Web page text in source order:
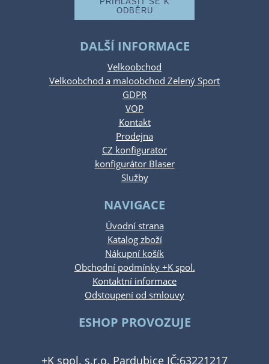
DALŠÍ INFORMACE
Velkoobchod
Velkoobchod a maloobchod Zelený Sport
GDPR
VOP
Kontakt
Prodejna
CZ konfigurator
konfigurátor Blaser
Služby
NAVIGACE
Úvodní strana
Katalog zboží
Nákupní košík
Obchodní podmínky +K spol.
Kontaktní informace
Odstoupení od smlouvy
ESHOP PROVOZUJE
+K spol. s.r.o. Pardubice IČ:63221217